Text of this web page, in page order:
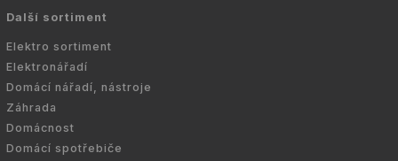
Další sortiment
Elektro sortiment
Elektronářadí
Domácí nářadí, nástroje
Záhrada
Domácnost
Domácí spotřebiče